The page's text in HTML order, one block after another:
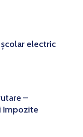
electric
–
Impozite